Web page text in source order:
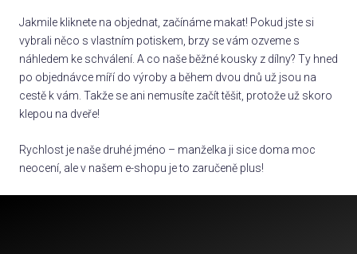
Jakmile kliknete na objednat, začínáme makat! Pokud jste si
vybrali něco s vlastním potiskem, brzy se vám ozveme s
náhledem ke schválení. A co naše běžné kousky z dílny? Ty hned
po objednávce míří do výroby a během dvou dnů už jsou na
cestě k vám. Takže se ani nemusíte začít těšit, protože už skoro
klepou na dveře!
Rychlost je naše druhé jméno – manželka ji sice doma moc
neocení, ale v našem e-shopu je to zaručeně plus!